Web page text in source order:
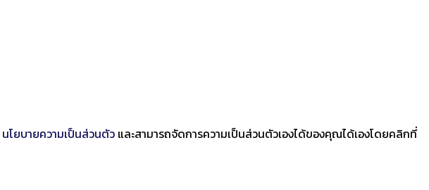
นโยบายความเป็นส่วนตัว และสามารถจัดการความเป็นส่วนตัวเองได้ของคุณได้เองโดยคลิกที่